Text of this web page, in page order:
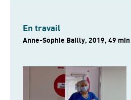
En travail
Anne-Sophie Bailly, 2019, 49 min